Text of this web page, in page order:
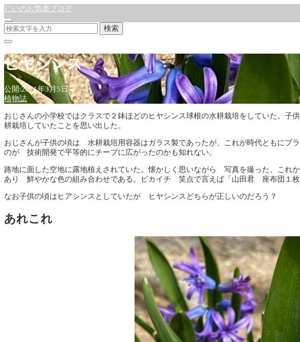
じいのお気楽ブログ
検索
ヒヤシンス
公開:2021年3月5日
植物誌
おじさんの小学校ではクラスで２鉢ほどのヒヤシンス球根の水耕栽培をしていた。子
耕栽培していたことを思い出した。
おじさんが子供の頃は 水耕栽培用容器はガラス製であったが、これが時代ともにプ
のが 技術開発で平等的にチープに広がったのかも知れない。
路地に面した空地に露地植えされていた。懐かしく思いながら 写真を撮った。これ
あり 鮮やかな色の組み合わせである。ピカイチ 笑点で言えば「山田君 座布団１枚
なお子供の頃はヒアシンスとしていたが ヒヤシンスどちらが正しいのだろう？
あれこれ